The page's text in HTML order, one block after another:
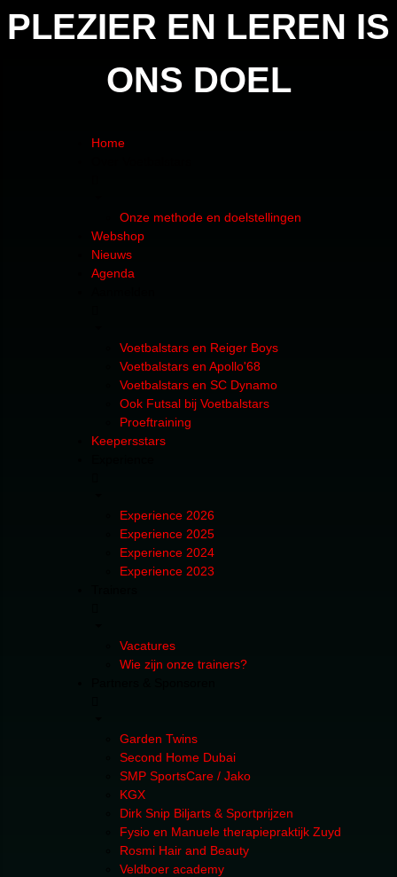
PLEZIER EN LEREN IS
ONS DOEL
Home
Onze methode en doelstellingen
Webshop
Nieuws
Agenda
Voetbalstars en Reiger Boys
Voetbalstars en Apollo'68
Voetbalstars en SC Dynamo
Ook Futsal bij Voetbalstars
Proeftraining
Keepersstars
Experience 2026
Experience 2025
Experience 2024
Experience 2023
Vacatures
Wie zijn onze trainers?
Garden Twins
Second Home Dubai
SMP SportsCare / Jako
KGX
Dirk Snip Biljarts & Sportprijzen
Fysio en Manuele therapiepraktijk Zuyd
Rosmi Hair and Beauty
Veldboer academy